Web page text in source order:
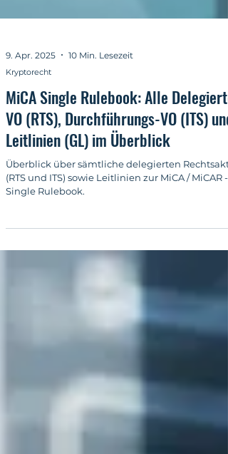
9. Apr. 2025 10 Min. Lesezeit
Kryptorecht
MiCA Single Rulebook: Alle
VO (RTS), Durchführungs-VO (ITS) und
Leitlinien (GL) im Überblick
Single Rulebook.